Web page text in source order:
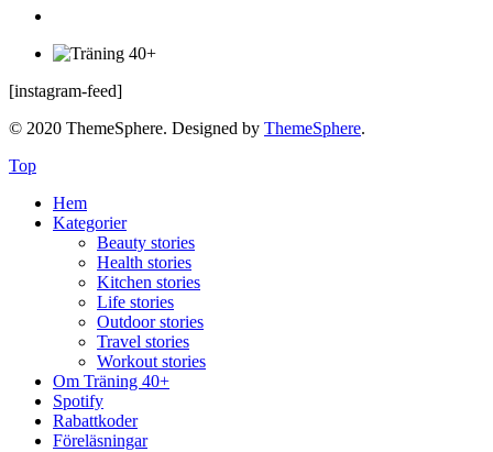
[instagram-feed]
© 2020 ThemeSphere. Designed by ThemeSphere.
Top
Hem
Kategorier
Beauty stories
Health stories
Kitchen stories
Life stories
Outdoor stories
Travel stories
Workout stories
Om Träning 40+
Spotify
Rabattkoder
Föreläsningar